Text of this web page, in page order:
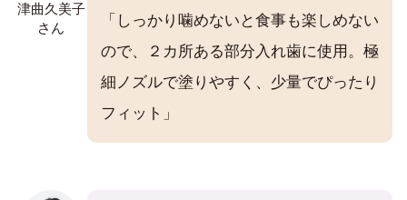
津曲久美子
さん
「しっかり噛めないと食事も楽しめない
ので、２カ所ある部分入れ歯に使用。極
細ノズルで塗りやすく、少量でぴったり
フィット」